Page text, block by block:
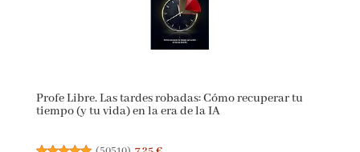
Profe Libre. Las tardes robadas: Cómo recuperar tu
tiempo (y tu vida) en la era de la IA